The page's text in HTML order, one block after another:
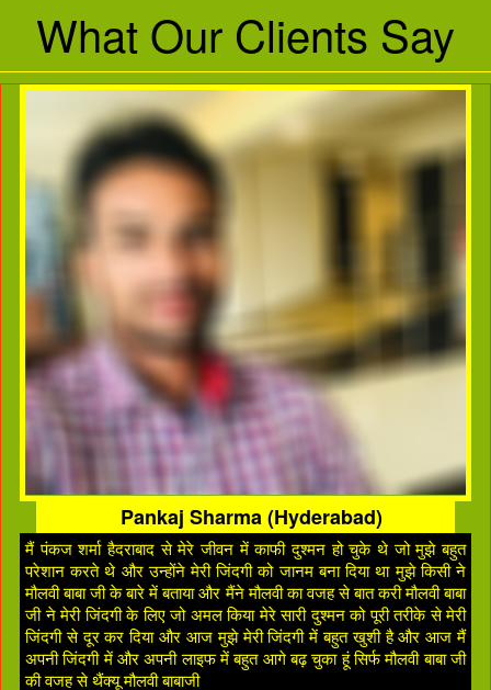
What Our Clients Say
Pankaj Sharma (Hyderabad)
मैं पंकज शर्मा हैदराबाद से मेरे जीवन में काफी दुश्मन हो चुके थे जो मुझे बहुत
परेशान करते थे और उन्होंने मेरी जिंदगी को जानम बना दिया था मुझे किसी ने
मौलवी बाबा जी के बारे में बताया और मैंने मौलवी का वजह से बात करी मौलवी बाबा
जी ने मेरी जिंदगी के लिए जो अमल किया मेरे सारी दुश्मन को पूरी तरीके से मेरी
जिंदगी से दूर कर दिया और आज मुझे मेरी जिंदगी में बहुत खुशी है और आज मैं
अपनी जिंदगी में और अपनी लाइफ में बहुत आगे बढ़ चुका हूं सिर्फ मौलवी बाबा जी
की वजह से थैंक्यू मौलवी बाबाजी